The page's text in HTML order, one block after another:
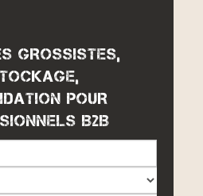
GROSSISTES,
POUR
B2B